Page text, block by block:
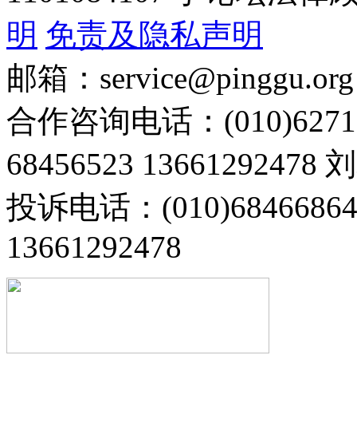
明 免责及隐私声明
邮箱：service@pinggu.org
合作咨询电话：
68456523 13661292478
投诉电话：
13661292478